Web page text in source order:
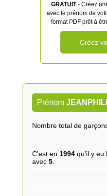
GRATUIT- Créez
avec le prénom de
format PDF prêt à
Créez
Prénom
Nombre total de
C'est en 1994qu'il y eu
avec 5.